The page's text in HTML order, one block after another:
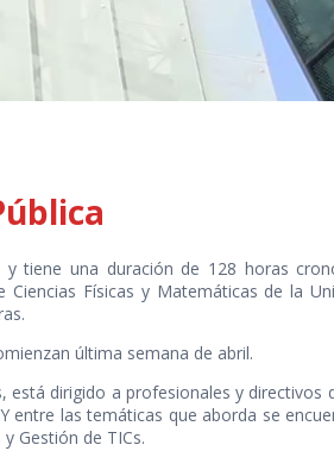
tiene una duración de 128 horas
Físicas y Matemáticas de la
última semana de abril.
dirigido a profesionales y directivos
las temáticas que aborda se
Gestión de TICs.